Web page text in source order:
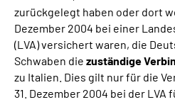
zurückgelegt haben oder dort
Dezember 2004 bei einer
(LVA) versichert waren, die
Schwaben die zuständige
zu Italien. Dies gilt nur für die
31. Dezember 2004 bei der LVA